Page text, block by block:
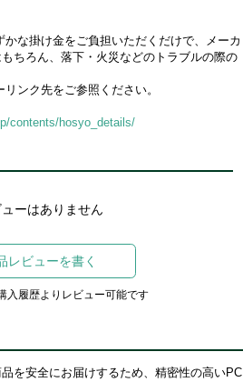
な掛け金をご負担いただくだけで、メーカ
ちろん、落下・火災などのトラブルの際の
ンク先をご参照ください。
contents/hosyo_details/
ューはありません
レビューを書く
入履歴よりレビュー可能です
を安全にお届けするため、精密性の高いPC